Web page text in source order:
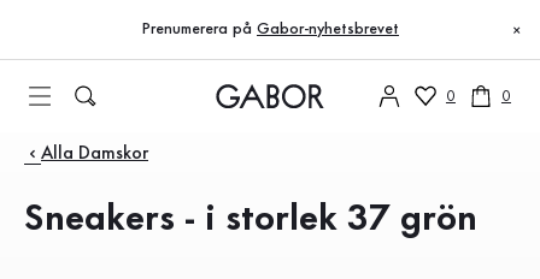
Till innehållsförteckning
Till huvudnavigation
Prenumerera på Gabor-nyhetsbrevet ×
0 0
Produkter
Alla Damskor
Sneakers - i storlek 37 grön